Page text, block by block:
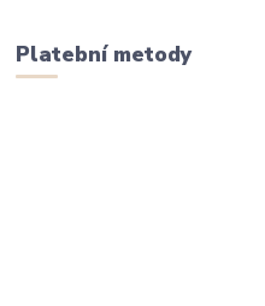
Platební metody